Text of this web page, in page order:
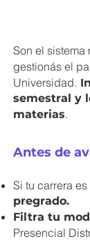
Son el sistema
gestionás el
Universidad.
semestral y
materias.
Antes de
Si tu carrera
pregrado.
Filtra tu
Presencial